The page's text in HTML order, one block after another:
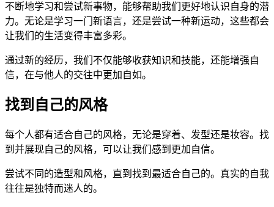
不断地学习和尝试新事物，能够帮助我们更好地认识自身的潜
力。无论是学习一门新语言，还是尝试一种新运动，这些都会
让我们的生活变得丰富多彩。
通过新的经历，我们不仅能够收获知识和技能，还能增强自
信，在与他人的交往中更加自如。
找到自己的风格
每个人都有适合自己的风格，无论是穿着、发型还是妆容。找
到并展现自己的风格，可以让我们感到更加自信。
尝试不同的造型和风格，直到找到最适合自己的。真实的自我
往往是独特而迷人的。